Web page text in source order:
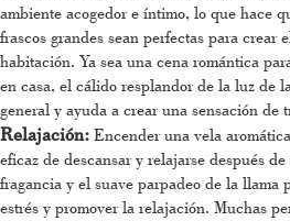
ambiente acogedor e íntimo, lo que hace
frascos grandes sean perfectas para crear
habitación. Ya sea una cena romántica
en casa, el cálido resplandor de la luz de
general y ayuda a crear una sensación de
Relajación: Encender una vela
eficaz de descansar y relajarse después
fragancia y el suave parpadeo de la llama
estrés y promover la relajación. Muchas